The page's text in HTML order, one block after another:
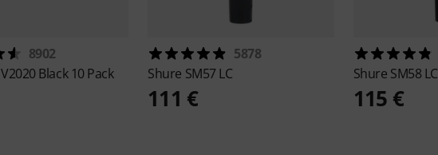
8902
V2020 Black 10 Pack
5878
Shure SM57 LC
111 €
Shure SM58 LC
115 €